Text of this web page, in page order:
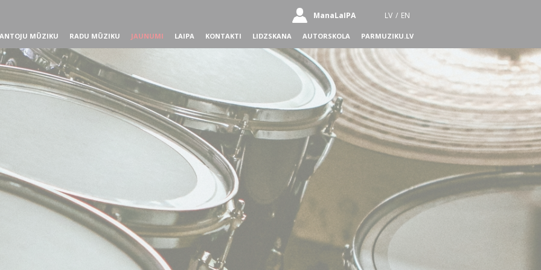
ManaLaIPA LV / EN
MŪZIKU RADU MŪZIKU JAUNUMI LAIPA KONTAKTI LIDZSKANA AUTORSKOLA PARMUZIKU.LV